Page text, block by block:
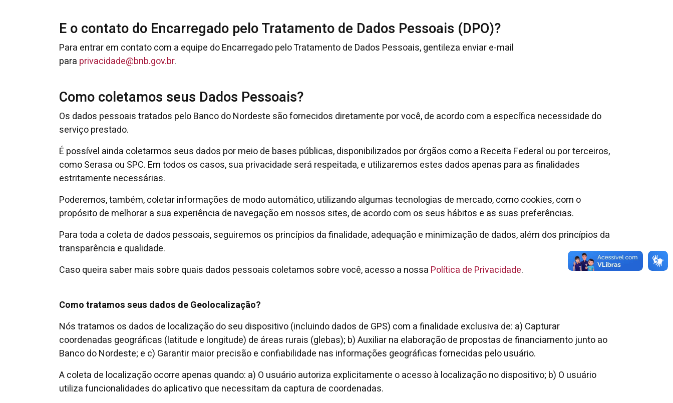
E o contato do Encarregado pelo Tratamento de Dados Pessoais (DPO)?
Para entrar em contato com a equipe do Encarregado pelo Tratamento de Dados Pessoais, gentileza enviar e-mail
para privacidade@bnb.gov.br.
Como coletamos seus Dados Pessoais?
Os dados pessoais tratados pelo Banco do Nordeste são fornecidos diretamente por você, de acordo com a específica necessidade do
serviço prestado.
É possível ainda coletarmos seus dados por meio de bases públicas, disponibilizados por órgãos como a Receita Federal ou por terceiros,
como Serasa ou SPC. Em todos os casos, sua privacidade será respeitada, e utilizaremos estes dados apenas para as finalidades
estritamente necessárias.
Poderemos, também, coletar informações de modo automático, utilizando algumas tecnologias de mercado, como cookies, com o
propósito de melhorar a sua experiência de navegação em nossos sites, de acordo com os seus hábitos e as suas preferências.
Para toda a coleta de dados pessoais, seguiremos os princípios da finalidade, adequação e minimização de dados, além dos princípios da
transparência e qualidade.
Caso queira saber mais sobre quais dados pessoais coletamos sobre você, acesso a nossa Política de Privacidade.
Como tratamos seus dados de Geolocalização?
Nós tratamos os dados de localização do seu dispositivo (incluindo dados de GPS) com a finalidade exclusiva de: a) Capturar
coordenadas geográficas (latitude e longitude) de áreas rurais (glebas); b) Auxiliar na elaboração de propostas de financiamento junto ao
Banco do Nordeste; e c) Garantir maior precisão e confiabilidade nas informações geográficas fornecidas pelo usuário.
A coleta de localização ocorre apenas quando: a) O usuário autoriza explicitamente o acesso à localização no dispositivo; b) O usuário
utiliza funcionalidades do aplicativo que necessitam da captura de coordenadas.